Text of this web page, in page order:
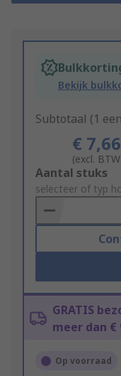
Bekijk
Subtotaal (1
€ 7,66
(excl.
Add
to
Basket
Aantal stuks
selecteer of typ
GRATIS
meer dan €
Op voorraad